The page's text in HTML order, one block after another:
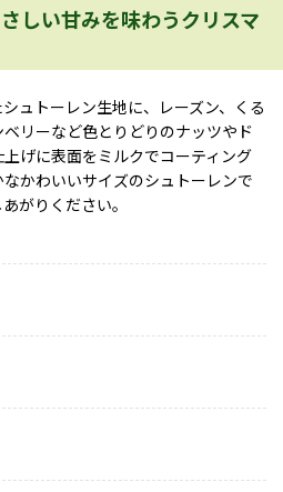
しい甘みを味わうクリスマ
ュトーレン生地に、レーズン、くる
リーなど色とりどりのナッツやド
げに表面をミルクでコーティング
かわいいサイズのシュトーレンで
がりください。